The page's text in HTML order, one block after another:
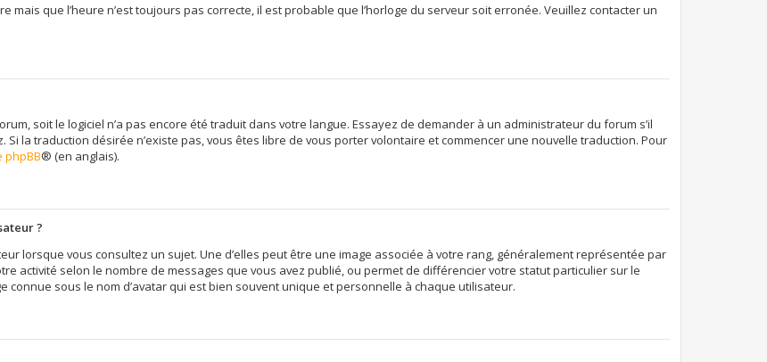
mais que l’heure n’est toujours pas correcte, il est probable que l’horloge du serveur soit erronée. Veuillez contacter un
soit le logiciel n’a pas encore été traduit dans votre langue. Essayez de demander à un administrateur du forum s’il
la traduction désirée n’existe pas, vous êtes libre de vous porter volontaire et commencer une nouvelle traduction. Pour
phpBB® (en anglais).
?
lorsque vous consultez un sujet. Une d’elles peut être une image associée à votre rang, généralement représentée par
activité selon le nombre de messages que vous avez publié, ou permet de différencier votre statut particulier sur le
connue sous le nom d’avatar qui est bien souvent unique et personnelle à chaque utilisateur.